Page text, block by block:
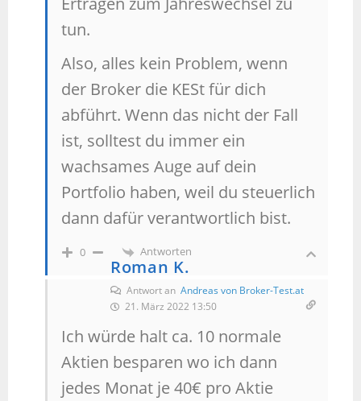
tun.
Also, alles kein Problem, wenn
der Broker die KESt für dich
abführt. Wenn das nicht der Fall
ist, solltest du immer ein
wachsames Auge auf dein
Portfolio haben, weil du steuerlich
dann dafür verantwortlich bist.
0 Antworten
Roman K.
Antwort an Andreas von Broker-Test.at
21. März 2022 13:50
Ich würde halt ca. 10 normale
Aktien besparen wo ich dann
jedes Monat je 40€ pro Aktie